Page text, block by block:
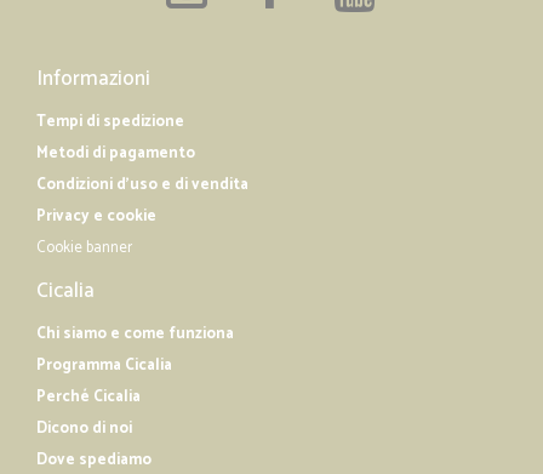
Informazioni
Tempi di spedizione
Metodi di pagamento
Condizioni d'uso e di vendita
Privacy e cookie
Cookie banner
Cicalia
Chi siamo e come funziona
Programma Cicalia
Perché Cicalia
Dicono di noi
Dove spediamo